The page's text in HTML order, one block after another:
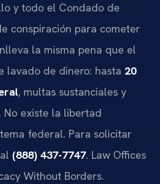
y todo el Condado de
conspiración para cometer
la misma pena que el
lavado de dinero: hasta 20
, multas sustanciales y
No existe la libertad
federal. Para solicitar
(888) 437-7747. Law Offices
Without Borders.